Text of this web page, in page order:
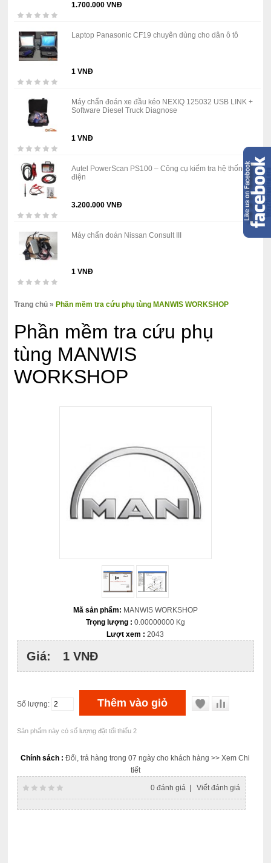
1.700.000 VNĐ
Laptop Panasonic CF19 chuyên dùng cho dân ô tô
1 VNĐ
Máy chẩn đoán xe đầu kéo NEXIQ 125032 USB LINK +
Software Diesel Truck Diagnose
1 VNĐ
Autel PowerScan PS100 – Công cụ kiểm tra hệ thống
điện
3.200.000 VNĐ
Máy chẩn đoán Nissan Consult III
1 VNĐ
Trang chủ » Phần mềm tra cứu phụ tùng MANWIS WORKSHOP
Phần mềm tra cứu phụ
tùng MANWIS
WORKSHOP
Mã sản phẩm: MANWIS WORKSHOP
Trọng lượng : 0.00000000 Kg
Lượt xem : 2043
Giá: 1 VNĐ
Số lượng:
Sản phẩm này có số lượng đặt tối thiểu 2
Chính sách : Đổi, trả hàng trong 07 ngày cho khách hàng>> Xem Chi
tiết
0 đánh giá| Viết đánh giá